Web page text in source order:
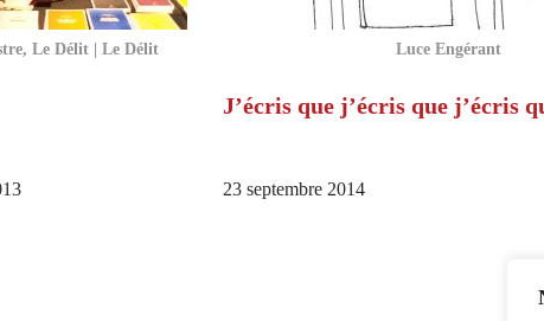
Le Délit | Le Délit Luce Engérant
J’écris que j’écris que j’écris
23 septembre 2014